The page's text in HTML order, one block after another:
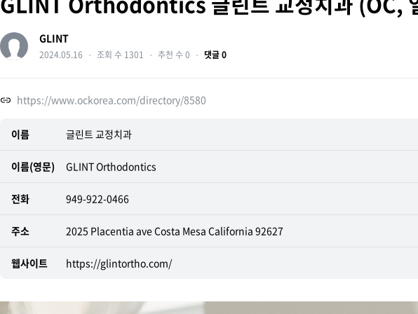
GLINT
2024.05.16 ・ 조회 수 1301 ・ 추천 수 0 ・ 댓글 0
https://www.ockorea.com/directory/8580
이름 글린트 교정치과
이름(영문) GLINT Orthodontics
전화 949-922-0466
주소 2025 Placentia ave Costa Mesa California 92627
웹사이트 https://glintortho.com/